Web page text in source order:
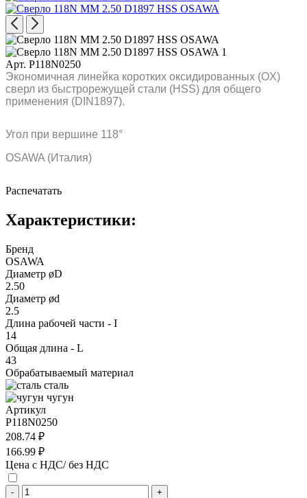
Арт. P118N0250
Экономичная линейка коротких оксидированных (OX)
сверл из быстрорежущей стали (HSS) для общего
применения (DIN1897).
Угол при вершине 118°
OSAWA (Италия)
Распечатать
Характеристики:
Бренд
OSAWA
Диаметр øD
2.50
Диаметр ød
2.5
Длина рабочей части - I
14
Общая длина - L
43
Обрабатываемый материал
сталь
чугун
Артикул
P118N0250
208.74 ₽
166.99 ₽
Цена с НДС/ без НДС
- +